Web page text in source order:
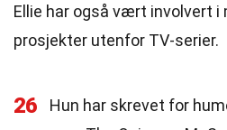
Ellie har også vært involvert i
prosjekter utenfor TV-serier.
26
Hun har skrevet for